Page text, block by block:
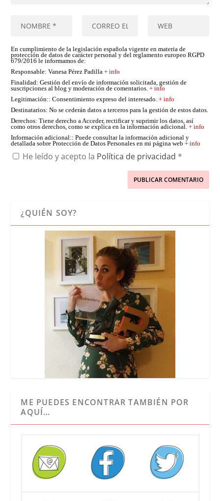
En cumplimiento de la legislación española vigente en materia de
protección de datos de carácter personal y del reglamento europeo RGPD
679/2016 le informamos de:
Responsable: Vanesa Pérez Padilla+ info
Finalidad: Gestión del envío de información solicitada, gestión de
suscripciones al blog y moderación de comentarios.+ info
Legitimación:: Consentimiento expreso del interesado.+ info
Destinatarios: No se cederán datos a terceros para la gestión de estos datos.
Derechos: Tiene derecho a Acceder, rectificar y suprimir los datos, así
como otros derechos, como se explica en la información adicional.+ info
Información adicional:: Puede consultar la información adicional y
detallada sobre Protección de Datos Personales en mi página web+ info
He leído y acepto la Política de privacidad *
¿QUIÉN SOY?
ME PUEDES ENCONTRAR TAMBIÉN POR
AQUÍ…